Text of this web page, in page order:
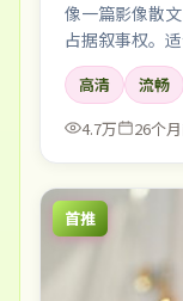
像一篇影像散
占据叙事权。
高清
流畅
4.7万
26个
首推